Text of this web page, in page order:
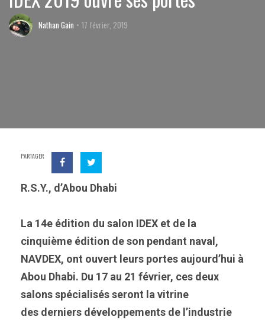
Nathan Gain 17 février, 2019
PARTAGER
R.S.Y., d’Abou Dhabi
La 14e édition du salon IDEX et de la
cinquième édition de son pendant naval,
NAVDEX, ont ouvert leurs portes aujourd’hui à
Abou Dhabi. Du 17 au 21 février, ces deux
salons spécialisés seront la vitrine
des derniers développements de l’industrie